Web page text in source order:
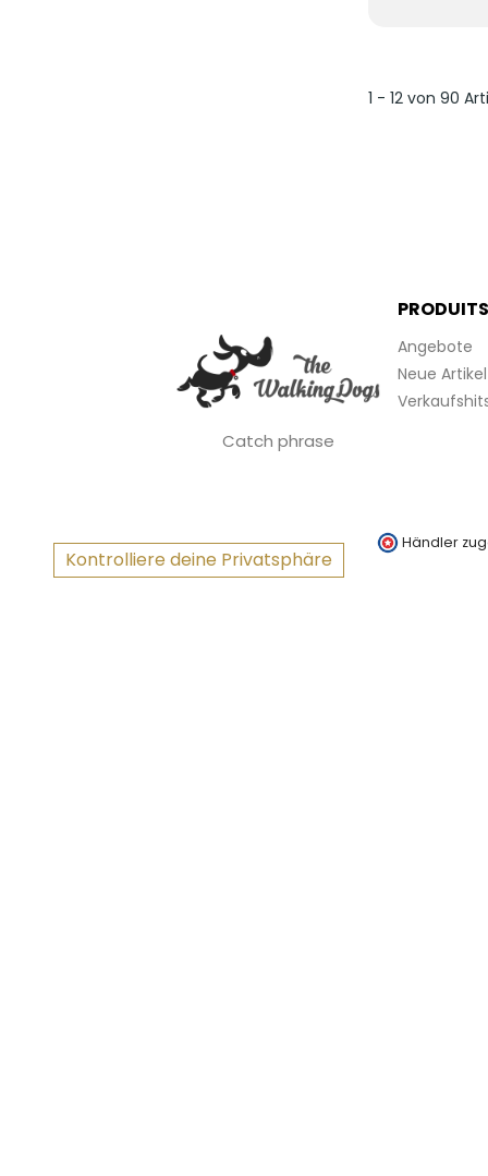
1 - 12 von 90
Catch phrase
PRODUITS
Angebote
Neue Artikel
Kontrolliere deine Privatsphäre
Händler